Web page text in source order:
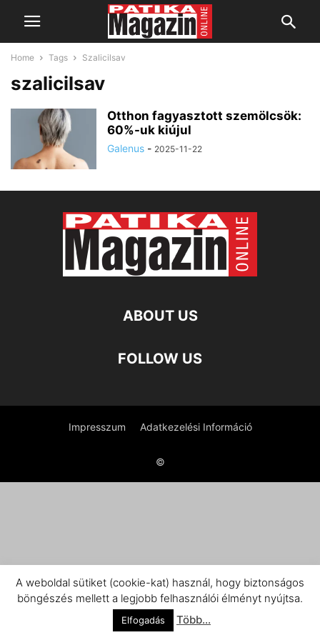
Home Tags Szalicilsav
szalicilsav
Otthon fagyasztott szemölcsök:
60%-uk kiújul
Galenus - 2025-11-22
ABOUT US
FOLLOW US
Impresszum Adatkezelési Információ
©
A weboldal sütiket (cookie-kat) használ, hogy biztonságos
böngészés mellett a legjobb felhasználói élményt nyújtsa.
Elfogadás Több...